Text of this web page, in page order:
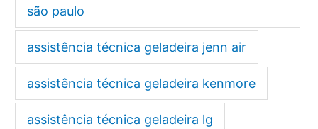
são paulo
assistência técnica geladeira jenn air
assistência técnica geladeira kenmore
assistência técnica geladeira lg